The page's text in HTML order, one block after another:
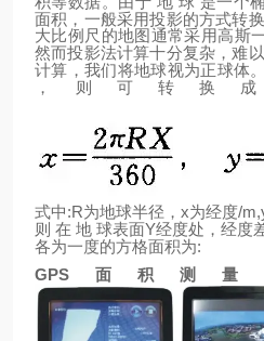
面积，一般采用投影的方式转
大比例尺的地图通常采用高斯
然而投影法计算十分复杂，难
计算，我们将地球视为正球体
，则可转换
式中:R为地球半径， x为经度/
则 在 地 球表面Y经度处，经度
各为一度的方格面积为:
GPS 面积测量